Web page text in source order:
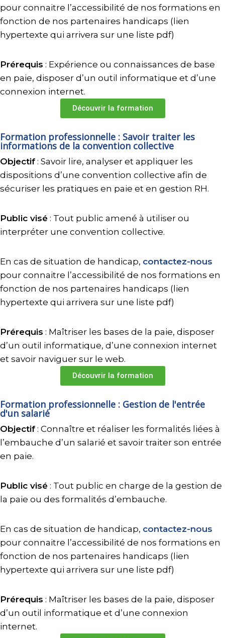
pour connaitre l’accessibilité de nos formations en
fonction de nos partenaires handicaps (lien
hypertexte qui arrivera sur une liste pdf)
Prérequis : Expérience ou connaissances de base
en paie, disposer d’un outil informatique et d’une
connexion internet.
Découvrir la formation
Formation professionnelle : Savoir traiter les
informations de la convention collective
Objectif : Savoir lire, analyser et appliquer les
dispositions d’une convention collective afin de
sécuriser les pratiques en paie et en gestion RH.
Public visé : Tout public amené à utiliser ou
interpréter une convention collective.
En cas de situation de handicap, contactez-nous
pour connaitre l’accessibilité de nos formations en
fonction de nos partenaires handicaps (lien
hypertexte qui arrivera sur une liste pdf)
Prérequis : Maîtriser les bases de la paie, disposer
d’un outil informatique, d’une connexion internet
et savoir naviguer sur le web.
Découvrir la formation
Formation professionnelle : Gestion de l'entrée
d'un salarié
Objectif : Connaître et réaliser les formalités liées à
l’embauche d’un salarié et savoir traiter son entrée
en paie.
Public visé : Tout public en charge de la gestion de
la paie ou des formalités d’embauche.
En cas de situation de handicap, contactez-nous
pour connaitre l’accessibilité de nos formations en
fonction de nos partenaires handicaps (lien
hypertexte qui arrivera sur une liste pdf)
Prérequis : Maîtriser les bases de la paie, disposer
d’un outil informatique et d’une connexion
internet.